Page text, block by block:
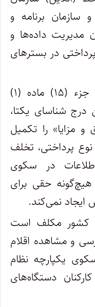
سازمان برنامه و
مدیریت داده‌ها و
در بسترهای
دستگاه‌های اجرائی موضوع جزء (۱۵) ماده (۱)‌
درج شناسای یکتا،
مزایا» را تکمیل
نوع پرداختی، تخلف
در سکوی
هیچ‌گونه حقی برای
ایجاد نمی‌کند.
کشور مکلف است
و مشاهده اقلام
یکپارچه نظام
دستگاه‌های